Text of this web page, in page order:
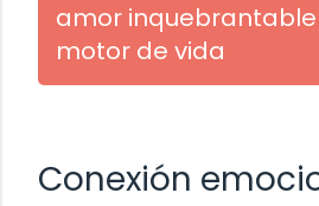
amor
motor de vida
Conexión